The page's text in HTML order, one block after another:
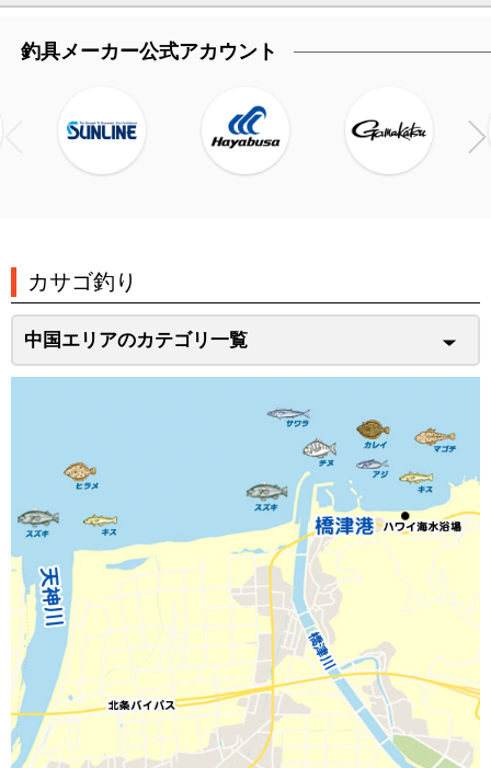
釣具メーカー公式アカウント
カサゴ釣り
中国エリアのカテゴリ一覧